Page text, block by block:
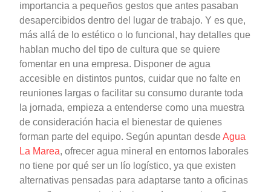
importancia a pequeños gestos que antes pasaban
desapercibidos dentro del lugar de trabajo. Y es que,
más allá de lo estético o lo funcional, hay detalles que
hablan mucho del tipo de cultura que se quiere
fomentar en una empresa. Disponer de agua
accesible en distintos puntos, cuidar que no falte en
reuniones largas o facilitar su consumo durante toda
la jornada, empieza a entenderse como una muestra
de consideración hacia el bienestar de quienes
forman parte del equipo. Según apuntan desdeAgua
La Marea, ofrecer agua mineral en entornos laborales
no tiene por qué ser un lío logístico, ya que existen
alternativas pensadas para adaptarse tanto a oficinas